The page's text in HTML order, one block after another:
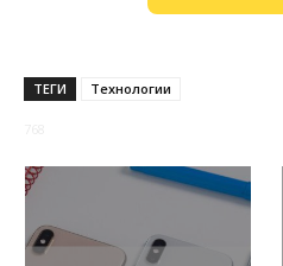
ТЕГИ Технологии